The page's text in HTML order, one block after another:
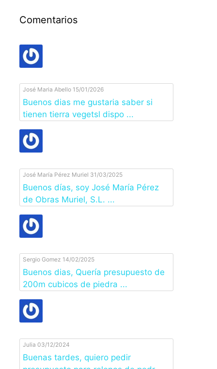
Comentarios
José Maria Abello 15/01/2026
Buenos dias me gustaria saber si
tienen tierra vegetsl dispo ...
José María Pérez Muriel 31/03/2025
Buenos días, soy José María Pérez
de Obras Muriel, S.L. ...
Sergio Gomez 14/02/2025
Buenos dias, Quería presupuesto de
200m cubicos de piedra ...
Julia 03/12/2024
Buenas tardes, quiero pedir